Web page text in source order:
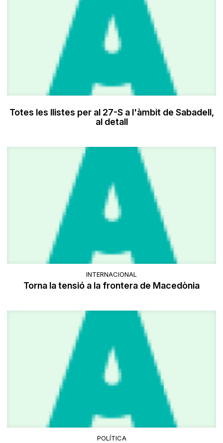
Totes les llistes per al 27-S a l'àmbit de Sabadell,
al detall
INTERNACIONAL
Torna la tensió a la frontera de Macedònia
POLÍTICA